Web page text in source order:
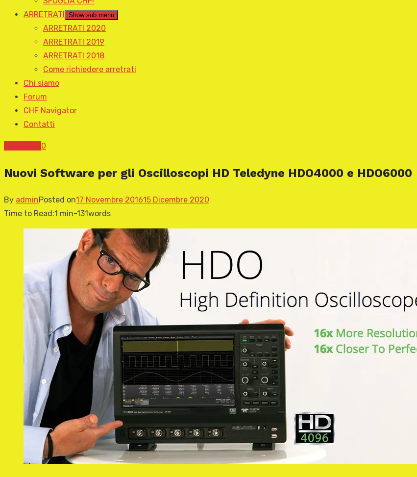
ARRETRATI
Show sub menu
ARRETRATI 2020
ARRETRATI 2019
ARRETRATI 2018
Come richiedere arretrati
Chi siamo
Forum
CHF Navigator
Contatti
0
Nuovi Software per gli Oscilloscopi HD Teledyne HDO4000 e HDO6000
By adminPosted on17 Novembre 201615 Dicembre 2020
Time to Read:1 min-131words